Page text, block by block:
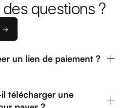
questions ?
un lien de paiement ?
télécharger une